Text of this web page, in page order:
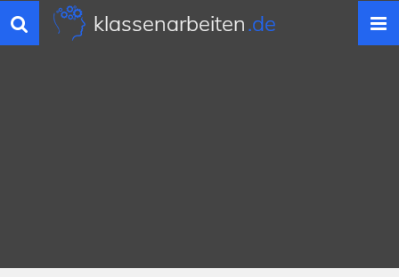
Toggle
navigation
klassenarbeiten.de